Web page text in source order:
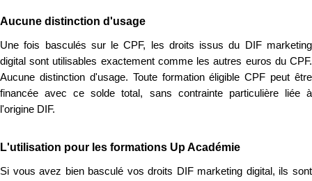
Aucune distinction d'usage
Une fois basculés sur le CPF, les droits issus du DIF marketing
digital sont utilisables exactement comme les autres euros du CPF.
Aucune distinction d'usage. Toute formation éligible CPF peut être
financée avec ce solde total, sans contrainte particulière liée à
l'origine DIF.
L'utilisation pour les formations Up Académie
Si vous avez bien basculé vos droits DIF marketing digital, ils sont